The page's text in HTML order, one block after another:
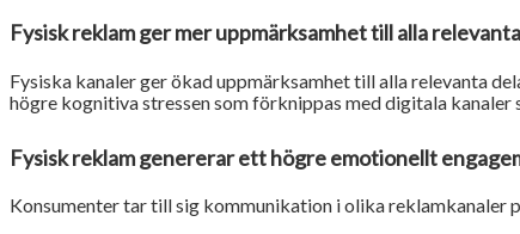
Fysisk reklam ger mer uppmärksamhet till alla
Fysiska kanaler ger ökad uppmärksamhet till alla relevanta
högre kognitiva stressen som förknippas med digitala
Fysisk reklam genererar ett högre emotionellt
Konsumenter tar till sig kommunikation i olika